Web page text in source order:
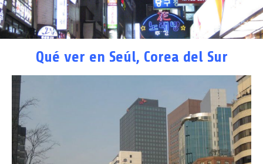
Qué ver en Seúl, Corea del Sur